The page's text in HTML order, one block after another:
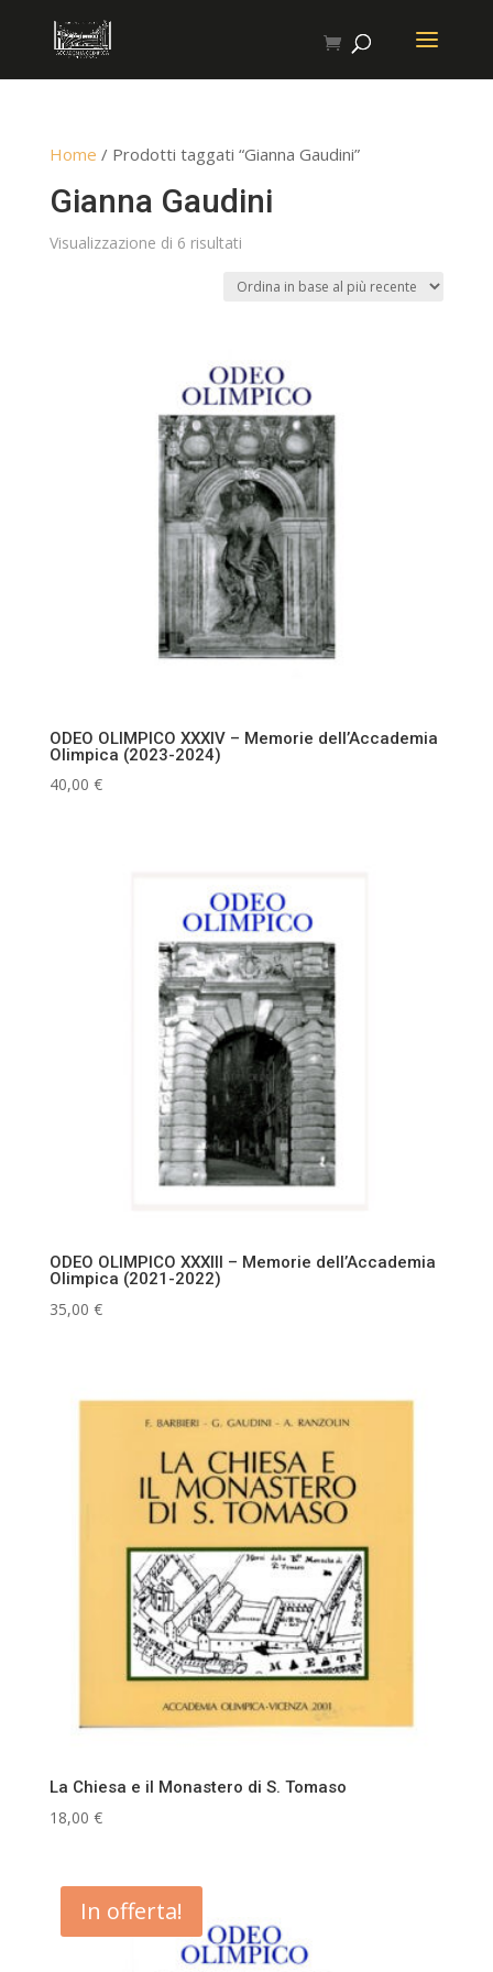
Home / Prodotti taggati “Gianna Gaudini”
Gianna Gaudini
Visualizzazione di 6 risultatiOrdina
base
recente
ODEO OLIMPICO XXXIV – Memorie dell’Accademia
Olimpica (2023-2024)
40,00 €
ODEO OLIMPICO XXXIII – Memorie dell’Accademia
Olimpica (2021-2022)
35,00 €
La Chiesa e il Monastero di S. Tomaso
18,00 €
In offerta!